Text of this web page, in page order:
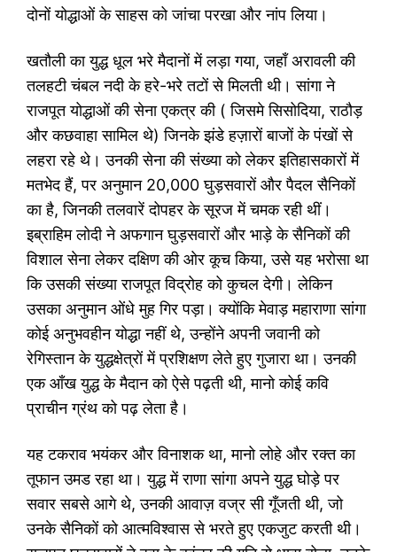
दोनों योद्धाओं के साहस को जांचा परखा और नांप लिया।
खतौली का युद्ध धूल भरे मैदानों में लड़ा गया, जहाँ अरावली की
तलहटी चंबल नदी के हरे-भरे तटों से मिलती थी। सांगा ने
राजपूत योद्धाओं की सेना एकत्र की ( जिसमे सिसोदिया, राठौड़
और कछवाहा सामिल थे) जिनके झंडे हज़ारों बाजों के पंखों से
लहरा रहे थे। उनकी सेना की संख्या को लेकर इतिहासकारों में
मतभेद हैं, पर अनुमान 20,000 घुड़सवारों और पैदल सैनिकों
का है, जिनकी तलवारें दोपहर के सूरज में चमक रही थीं।
इब्राहिम लोदी ने अफगान घुड़सवारों और भाड़े के सैनिकों की
विशाल सेना लेकर दक्षिण की ओर कूच किया, उसे यह भरोसा था
कि उसकी संख्या राजपूत विद्रोह को कुचल देगी। लेकिन
उसका अनुमान ओंधे मुह गिर पड़ा। क्योंकि मेवाड़ महाराणा सांगा
कोई अनुभवहीन योद्धा नहीं थे, उन्होंने अपनी जवानी को
रेगिस्तान के युद्धक्षेत्रों में प्रशिक्षण लेते हुए गुजारा था। उनकी
एक आँख युद्ध के मैदान को ऐसे पढ़ती थी, मानो कोई कवि
प्राचीन ग्रंथ को पढ़ लेता है।
यह टकराव भयंकर और विनाशक था, मानो लोहे और रक्त का
तूफान उमड रहा था। युद्ध में राणा सांगा अपने युद्ध घोड़े पर
सवार सबसे आगे थे, उनकी आवाज़ वज्र सी गूँजती थी, जो
उनके सैनिकों को आत्मविश्वास से भरते हुए एकजुट करती थी।